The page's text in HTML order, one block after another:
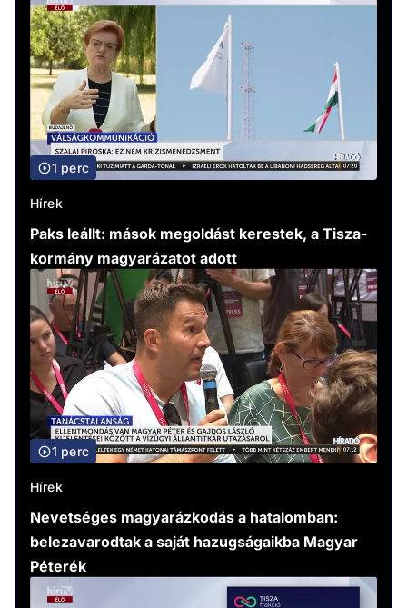
1 perc
Hírek
Paks leállt: mások megoldást kerestek, a Tisza-
kormány magyarázatot adott
1 perc
Hírek
Nevetséges magyarázkodás a hatalomban:
belezavarodtak a saját hazugságaikba Magyar
Péterék